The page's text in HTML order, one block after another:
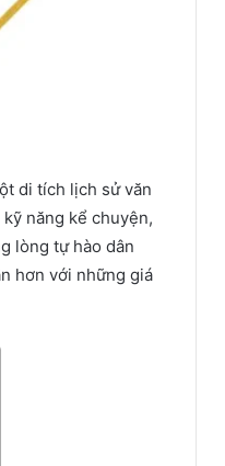
di tích lịch sử văn
năng kể chuyện,
lòng tự hào dân
hơn với những giá